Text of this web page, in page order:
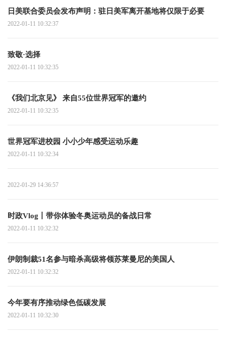
日美联合委员会发布声明：驻日美军离开基地将仅限于必要
2022-01-11 10:32:37
致敬·选择
2022-01-11 10:32:35
《我们北京见》 来自55位世界冠军的邀约
2022-01-11 10:32:35
世界冠军进校园 小小少年感受运动乐趣
2022-01-11 10:32:34
2022-01-29 14:36:57
时政Vlog丨带你体验冬奥运动员的备战日常
2022-01-11 10:32:32
伊朗制裁51名参与暗杀高级将领苏莱曼尼的美国人
2022-01-11 10:32:32
今年要有序推动绿色低碳发展
2022-01-11 10:32:30